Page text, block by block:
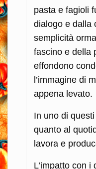
pasta e fagioli
dialogo e dalla
semplicità
fascino e della
effondono
l’immagine di
appena levato.
In uno di
quanto al
lavora e
L’impatto con i